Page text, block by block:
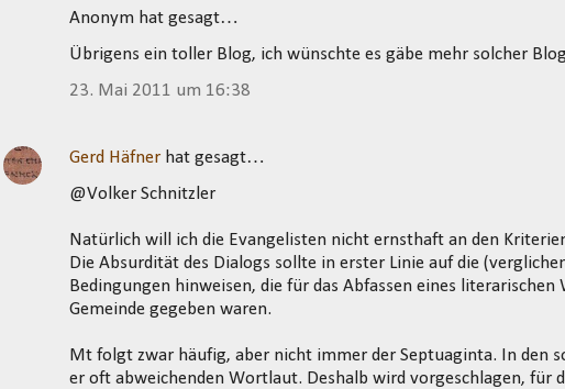
Anonym hat gesagt…
Übrigens ein toller Blog, ich wünschte es gäbe mehr solcher
23. Mai 2011 um 16:38
Gerd Häfner hat gesagt…
@Volker Schnitzler
Natürlich will ich die Evangelisten nicht ernsthaft an den
Die Absurdität des Dialogs sollte in erster Linie auf die
Bedingungen hinweisen, die für das Abfassen eines
Gemeinde gegeben waren.
Mt folgt zwar häufig, aber nicht immer der Septuaginta. In den
er oft abweichenden Wortlaut. Deshalb wird vorgeschlagen, für